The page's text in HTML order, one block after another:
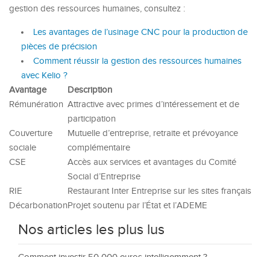
gestion des ressources humaines, consultez :
Les avantages de l’usinage CNC pour la production de
pièces de précision
Comment réussir la gestion des ressources humaines
avec Kelio ?
Avantage
Description
Rémunération Attractive avec primes d’intéressement et de
participation
Couverture
sociale
Mutuelle d’entreprise, retraite et prévoyance
complémentaire
CSE
Accès aux services et avantages du Comité
Social d’Entreprise
RIE
Restaurant Inter Entreprise sur les sites français
DécarbonationProjet soutenu par l’État et l’ADEME
Nos articles les plus lus